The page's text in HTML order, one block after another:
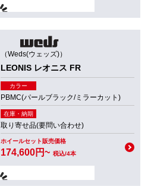
（Weds(ウェッズ)）
LEONIS レオニス FR
カラー
PBMC(パールブラック/ミラーカット)
在庫・納期
取り寄せ品(要問い合わせ)
ホイールセット販売価格
174,600円~ 税込/4本